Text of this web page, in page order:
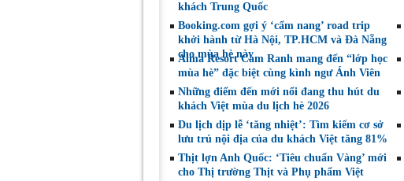
khách Trung Quốc
Booking.com gợi ý ‘cẩm nang’ road trip
khởi hành từ Hà Nội, TP.HCM và Đà Nẵng
cho mùa hè này
Alma Resort Cam Ranh mang đến “lớp học
mùa hè” đặc biệt cùng kình ngư Ánh Viên
Những điểm đến mới nổi đang thu hút du
khách Việt mùa du lịch hè 2026
Du lịch dịp lễ ‘tăng nhiệt’: Tìm kiếm cơ sở
lưu trú nội địa của du khách Việt tăng 81%
Thịt lợn Anh Quốc: ‘Tiêu chuẩn Vàng’ mới
cho Thị trường Thịt và Phụ phẩm Việt